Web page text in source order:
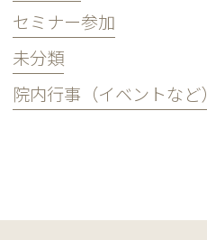
セミナー参加
未分類
院内行事（イベントなど）